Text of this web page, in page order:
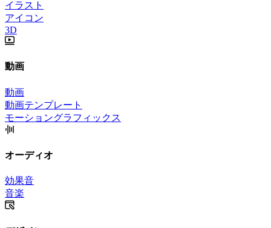
イラスト
アイコン
3D
動画
動画
動画テンプレート
モーショングラフィックス
オーディオ
効果音
音楽